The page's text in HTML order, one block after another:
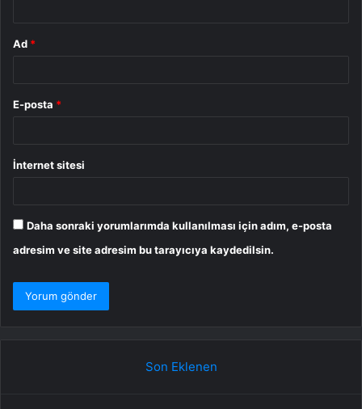
Ad *
E-posta *
İnternet sitesi
Daha sonraki yorumlarımda kullanılması için adım, e-posta
adresim ve site adresim bu tarayıcıya kaydedilsin.
Son Eklenen